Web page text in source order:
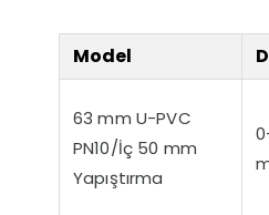
Model
63 mm U-PVC
PN10/İç 50 mm
Yapıştırma